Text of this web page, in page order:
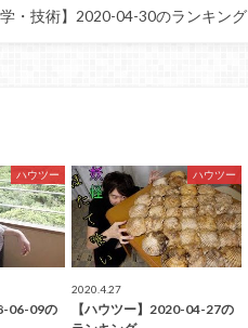
学・技術】2020-04-30のランキング
ハウツー
06-09の
ハウツー
2020.4.27
【ハウツー】2020-04-27の